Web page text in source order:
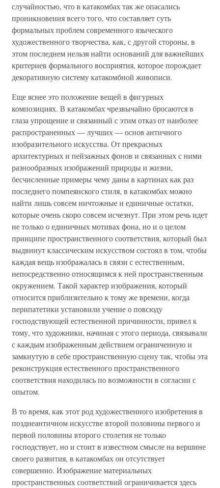
случайностью, что в катакомбах так же опасались
проникновения всего того, что составляет суть
формальных проблем современного языческого
художественного творчества, как, с другой стороны, в
этом последнем нельзя найти оснований для важнейших
критериев формального восприятия, которое порождает
декоративную систему катакомбной живописи.
Еще яснее это положение вещей в фигурных
композициях. В катакомбах чрезвычайно бросаются в
глаза упрощение и связанный с этим отказ от наиболее
распространенных — лучших — основ античного
изобразительного искусства. От прекрасных
архитектурных и пейзажных фонов и связанных с ними
разнообразных изображений природы и жизни,
бесчисленные примеры чему даны в картинах как раз
последнего помпеянского стиля, в катакомбах можно
найти лишь совсем ничтожные и единичные остатки,
которые очень скоро совсем исчезнут. При этом речь идет
не только о единичных мотивах фона, но и о целом
принципе пространственного соответствия, который был
выдвинут классическим искусством состоял в том, чтобы
каждая вещь изображалась в связи с естественным,
непосредственно относящимся к ней пространственным
окружением. Такой характер изображения, который
относится приблизительно к тому же времени, когда
перипатетики установили учение о повсюду
господствующей естественной причинности, привел к
тому, что художники, начиная с этого периода, связывали
с каждым изображенным действием ограниченную и
замкнутую в себе пространственную сцену так, чтобы эта
реконструкция естественного пространственного
соответствия находилась по возможности в согласии с
опытом.
В то время, как этот род художественного изобретения в
позднеантичном искусстве второй половины первого и
первой половины второго столетия не только
господствует, но и стоит в известном смысле на вершине
своего развития, в катакомбах он отсутствует
совершенно. Изображение материальных
пространственных соответствий ограничивается здесь